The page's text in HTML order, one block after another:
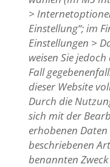
>
Einstellung“; im
Einstellungen >
weisen Sie
Fall
dieser Website
Durch die
sich mit der
erhobenen
beschriebenen
benannten